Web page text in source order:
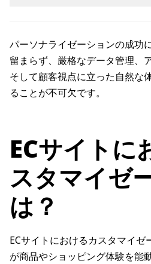
パーソナライゼーションの成功
留まらず、厳格なデータ管理、
そして顧客視点に立った自然な
ることが不可欠です。
ECサイトに
スタマイゼ
は？
ECサイトにおけるカスタマイ
が商品やショッピング体験を能